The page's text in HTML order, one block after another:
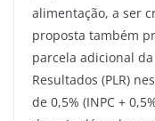
alimentação, a ser
proposta também
parcela adicional
Resultados (PLR)
de 0,5% (INPC +